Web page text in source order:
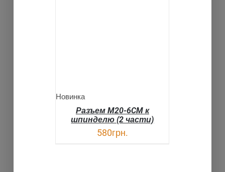
Новинка
Разъем M20-6CM к
шпинделю (2 части)
580грн.